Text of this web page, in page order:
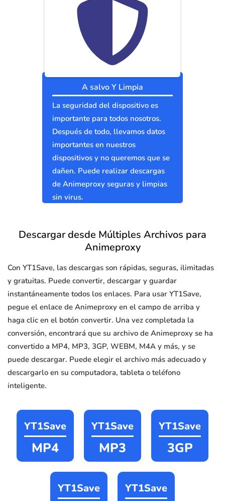
A salvo Y Limpia
La seguridad del dispositivo es
importante para todos nosotros.
Después de todo, llevamos datos
importantes en nuestros
dispositivos y no queremos que se
dañen. Puede realizar descargas
de Animeproxy seguras y limpias
sin virus.
Descargar desde Múltiples Archivos para
Animeproxy
Con YT1Save, las descargas son rápidas, seguras, ilimitadas
y gratuitas. Puede convertir, descargar y guardar
instantáneamente todos los enlaces. Para usar YT1Save,
pegue el enlace de Animeproxy en el campo de arriba y
haga clic en el botón convertir. Una vez completada la
conversión, encontrará que su archivo de Animeproxy se ha
convertido a MP4, MP3, 3GP, WEBM, M4A y más, y se
puede descargar. Puede elegir el archivo más adecuado y
descargarlo en su computadora, tableta o teléfono
inteligente.
YT1Save
MP4
YT1Save
MP3
YT1Save
3GP
YT1Save YT1Save